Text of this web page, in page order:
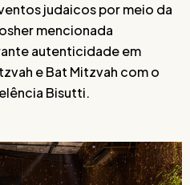
judaicos por meio da
mencionada
autenticidade em
e Bat Mitzvah com o
Bisutti.